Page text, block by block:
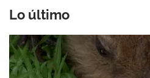
Lo último